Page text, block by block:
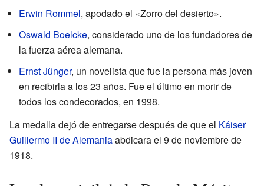
Erwin Rommel, apodado el «Zorro del desierto».
Oswald Boelcke, considerado uno de los fundadores de
la fuerza aérea alemana.
Ernst Jünger, un novelista que fue la persona más joven
en recibirla a los 23 años. Fue el último en morir de
todos los condecorados, en 1998.
La medalla dejó de entregarse después de que el Káiser
Guillermo II de Alemaniaabdicara el 9 de noviembre de
1918.